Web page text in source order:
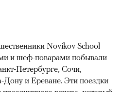
Novikov School
и шеф-поварами побывали
Петербурге, Сочи,
Дону и Ереване. Эти поездки